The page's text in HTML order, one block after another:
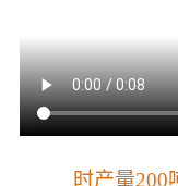
时产量200